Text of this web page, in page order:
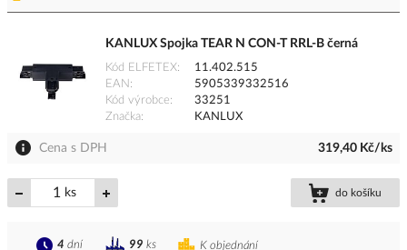
KANLUX Spojka TEAR N CON-T RRL-B černá
Kód ELFETEX
11.402.515
EAN
5905339332516
Kód výrobce
33251
Značka
KANLUX
Cena s DPH 319,40 Kč/ks
ks do košíku
K objednání
4 dní 99 ks